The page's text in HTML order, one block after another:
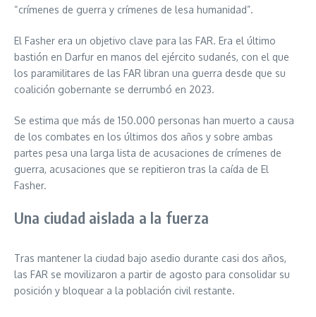
“crímenes de guerra y crímenes de lesa humanidad”.
El Fasher era un objetivo clave para las FAR. Era el último
bastión en Darfur en manos del ejército sudanés, con el que
los paramilitares de las FAR libran una guerra desde que su
coalición gobernante se derrumbó en 2023.
Se estima que más de 150.000 personas han muerto a causa
de los combates en los últimos dos años y sobre ambas
partes pesa una larga lista de acusaciones de crímenes de
guerra, acusaciones que se repitieron tras la caída de El
Fasher.
Una ciudad aislada a la fuerza
Tras mantener la ciudad bajo asedio durante casi dos años,
las FAR se movilizaron a partir de agosto para consolidar su
posición y bloquear a la población civil restante.